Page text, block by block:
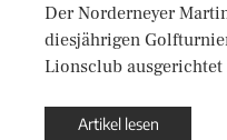
Der Norderneyer
diesjährigen
Lionsclub
Artikel lesen